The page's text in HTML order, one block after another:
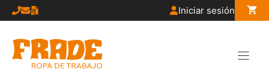
Saltar
al
contenido
Iniciar sesión